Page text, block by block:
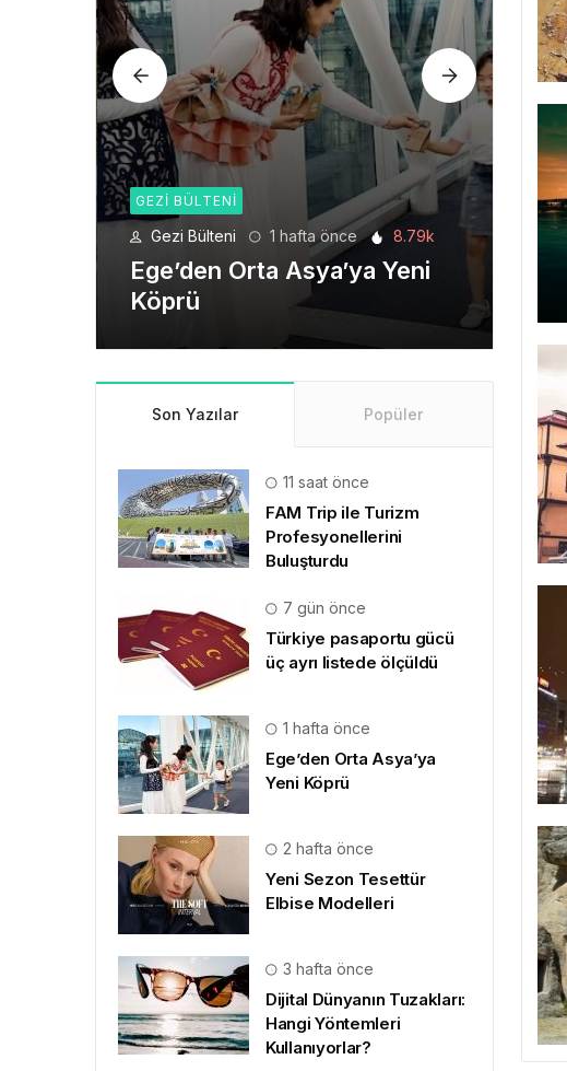
GEZI BÜLTENI
Gezi Bülteni 4 hafta önce 6.2k
Seyahat Teknolojilerinde
Yeni Bir Dönem
Son Yazılar Popüler
11 saat önce
FAM Trip ile Turizm
Profesyonellerini
Buluşturdu
7 gün önce
Türkiye pasaportu gücü
üç ayrı listede ölçüldü
1 hafta önce
Ege’den Orta Asya’ya
Yeni Köprü
2 hafta önce
Yeni Sezon Tesettür
Elbise Modelleri
3 hafta önce
Dijital Dünyanın Tuzakları:
Hangi Yöntemleri
Kullanıyorlar?